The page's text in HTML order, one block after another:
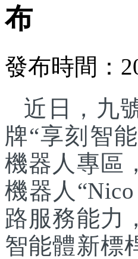
布
發布時間：
近日，九
牌“享刻智
機器人專區
機器人
路服務能力
智能體新標